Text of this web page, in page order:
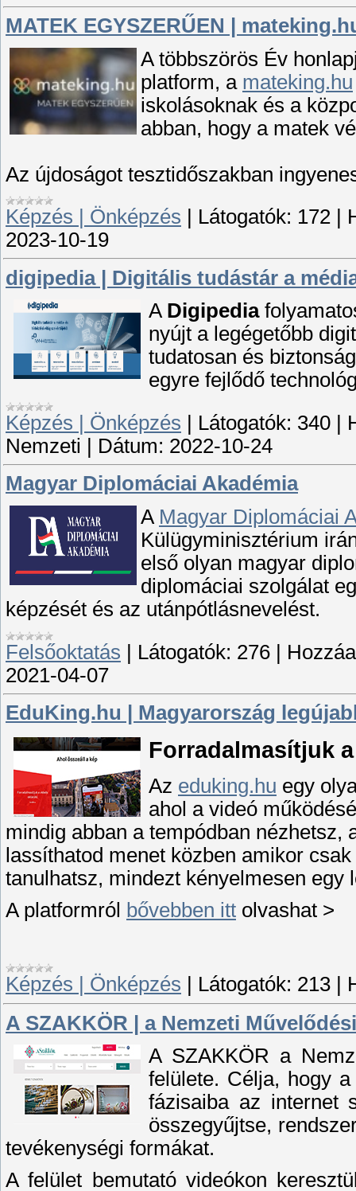
MATEK EGYSZERŰEN |
A többszörös Év
platform, a mateking.hu
iskolásoknak és a
abban, hogy a matek
Az újdoságot tesztidőszakban
Képzés | Önképzés
Látogatók: 172
2023-10-19
digipedia | Digitális tudástár a
A Digipedia
nyújt a legégetőbb
tudatosan és
egyre fejlődő
Képzés | Önképzés
Látogatók: 340
Nemzeti
Dátum: 2022-10-24
Magyar Diplomáciai Akadémia
A Magyar Diplomáciai
Külügyminisztérium
első olyan magyar
diplomáciai szolgálat
képzését és az utánpótlásnevelést.
Felsőoktatás | Látogatók: 276 |
2021-04-07
EduKing.hu | Magyarország
Forradalmasítjuk
Az eduking.hu egy
ahol a videó mű
mindig abban a tempódban
lassíthatod menet közben amikor
tanulhatsz, mindezt kényelmesen egy
A platformról
bővebben itt olvashat >
Képzés | Önképzés Látogatók: 213
A SZAKKÖR | a Nemzeti
A SZAKKÖR a
felülete. Célja, hogy
fázisaiba az internet
összegyűjtse,
tevékenységi formákat.
A felület bemutató videókon